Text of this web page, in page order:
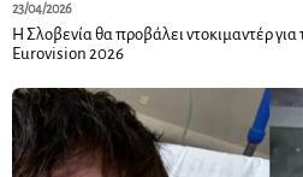
23/04/2026
Η Σλοβενία θα προβάλει ντοκιμαντέρ για
Eurovision 2026